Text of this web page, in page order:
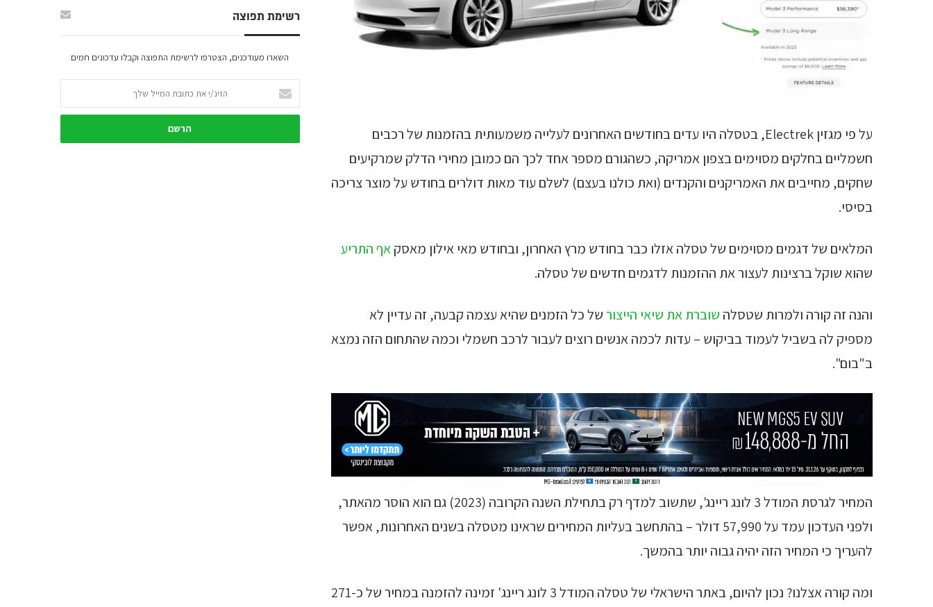
על פי מגזין Electrek, בטסלה היו עדים בחודשים האחרונים לעלייה משמעותית בהזמנות של רכבים
חשמליים בחלקים מסוימים בצפון אמריקה, כשהגורם מספר אחד לכך הם כמובן מחירי הדלק שמרקיעים
שחקים, מחייבים את האמריקנים והקנדים (ואת כולנו בעצם) לשלם עוד מאות דולרים בחודש על מוצר צריכה
בסיסי.
המלאים של דגמים מסוימים של טסלה אזלו כבר בחודש מרץ האחרון, ובחודש מאי אילון מאסקאף התריע
שהוא שוקל ברצינות לעצור את ההזמנות לדגמים חדשים של טסלה.
והנה זה קורה ולמרות שטסלה שוברת את שיאי הייצורשל כל הזמנים שהיא עצמה קבעה, זה עדיין לא
מספיק לה בשביל לעמוד בביקוש – עדות לכמה אנשים רוצים לעבור לרכב חשמלי וכמה שהתחום הזה נמצא
ב"בום".
המחיר לגרסת המודל 3 לונג ריינג', שתשוב למדף רק בתחילת השנה הקרובה (2023) גם הוא הוסר מהאתר,
ולפני העדכון עמד על 57,990 דולר – בהתחשב בעליות המחירים שראינו מטסלה בשנים האחרונות, אפשר
להעריך כי המחיר הזה יהיה גבוה יותר בהמשך.
ומה קורה אצלנו? נכון להיום, באתר הישראלי של טסלה המודל 3 לונג ריינג' זמינה להזמנה במחיר של כ-271
רשימת תפוצה
השארו מעודכנים, הצטרפו לרשימת התפוצה וקבלו עדכונים חמים
את
כתובת
שלך